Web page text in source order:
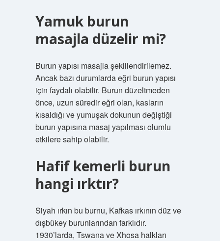
Yamuk burun
masajla düzelir mi?
Burun yapısı masajla şekillendirilemez.
Ancak bazı durumlarda eğri burun yapısı
için faydalı olabilir. Burun düzeltmeden
önce, uzun süredir eğri olan, kasların
kısaldığı ve yumuşak dokunun değiştiği
burun yapısına masaj yapılması olumlu
etkilere sahip olabilir.
Hafif kemerli burun
hangi ırktır?
Siyah ırkın bu burnu, Kafkas ırkının düz ve
dışbükey burunlarından farklıdır.
1930’larda, Tswana ve Xhosa halkları